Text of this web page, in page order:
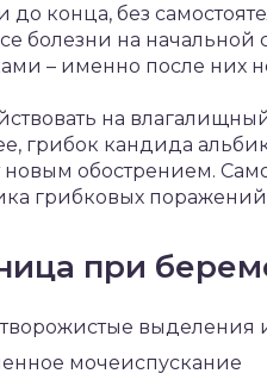
до конца, без
болезни на
– именно после них
на
грибок кандида
новым обострением.
грибковых
при
выделения
мочеиспускание